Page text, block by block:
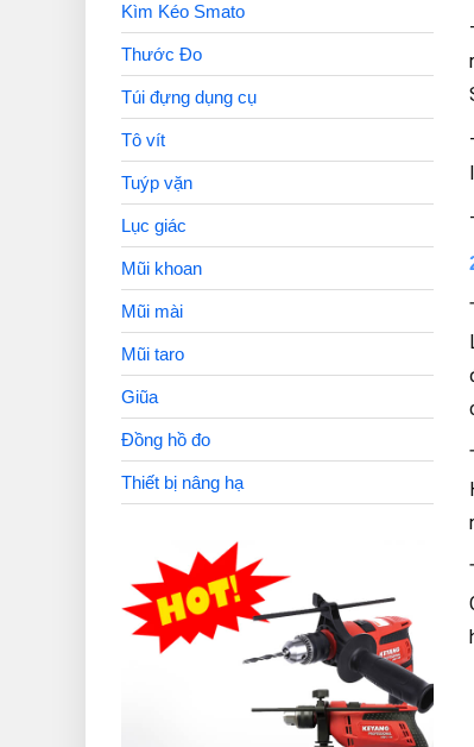
Kìm Kéo Smato
Thước Đo
Túi đựng dụng cụ
Tô vít
Tuýp vặn
Lục giác
Mũi khoan
Mũi mài
Mũi taro
Giũa
Đồng hồ đo
Thiết bị nâng hạ